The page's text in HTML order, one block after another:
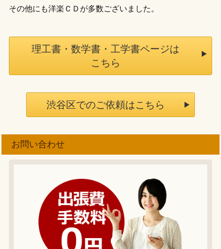
その他にも洋楽ＣＤが多数ございました。
理工書・数学書・工学書ページは
こちら
渋谷区でのご依頼はこちら
お問い合わせ